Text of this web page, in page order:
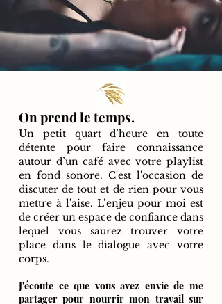
On prend le temps.
Un petit quart d’heure en toute
détente pour faire connaissance
autour d’un café avec votre playlist
en fond sonore. C'est l'occasion de
discuter de tout et de rien pour vous
mettre à l'aise. L’enjeu pour moi est
de créer un espace de confiance dans
lequel vous saurez trouver votre
place dans le dialogue avec votre
corps.
J'écoute ce que vous avez envie de me
partager pour nourrir mon travail sur